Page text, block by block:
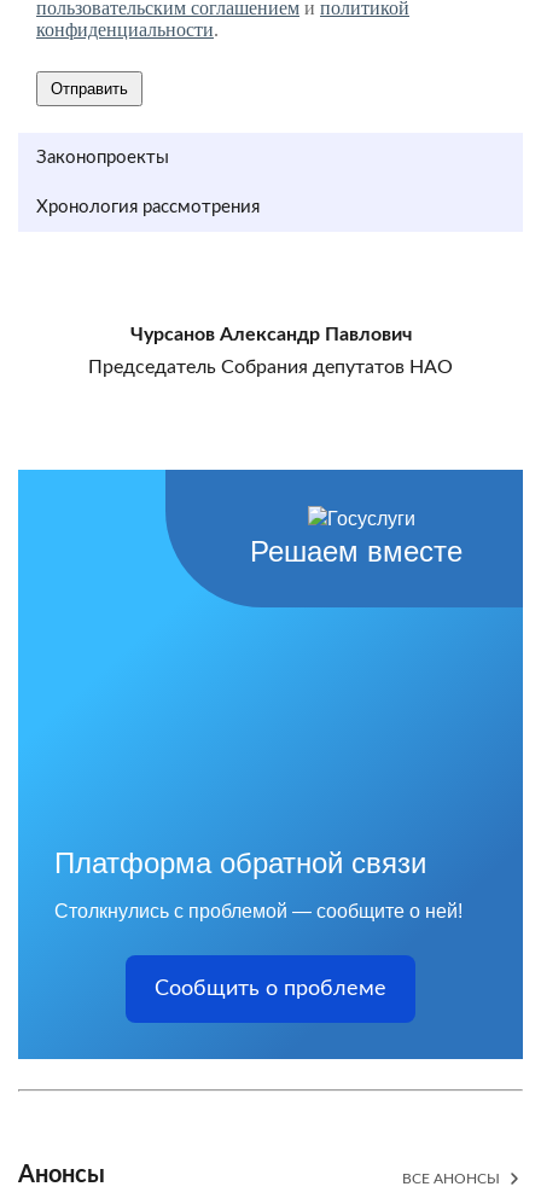
Законопроекты
Хронология рассмотрения
Чурсанов Александр Павлович
Председатель Собрания депутатов НАО
Решаем вместе
Платформа обратной связи
Столкнулись с проблемой — сообщите о ней!
Сообщить о проблеме
Анонсы ВСЕ АНОНСЫ